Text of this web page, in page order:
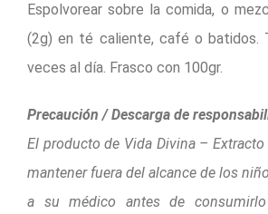
Espolvorear sobre la comida, o
(2g) en té caliente, café o batidos.
veces al día. Frasco con 100gr.
Precaución / Descarga de
El producto de Vida Divina – Extracto
mantener fuera del alcance de los
a su médico antes de